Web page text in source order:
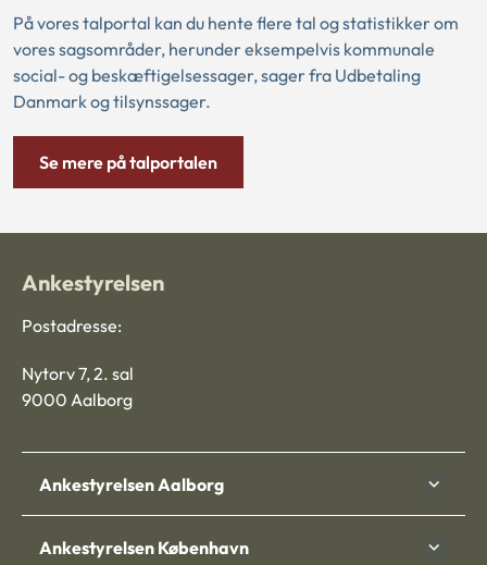
På vores talportal kan du hente flere tal og statistikker om
vores sagsområder, herunder eksempelvis kommunale
social- og beskæftigelsessager, sager fra Udbetaling
Danmark og tilsynssager.
Se mere på talportalen
Ankestyrelsen
Postadresse:
Nytorv 7, 2. sal
9000 Aalborg
Ankestyrelsen Aalborg
Ankestyrelsen København